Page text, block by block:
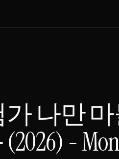
나만
- Mon